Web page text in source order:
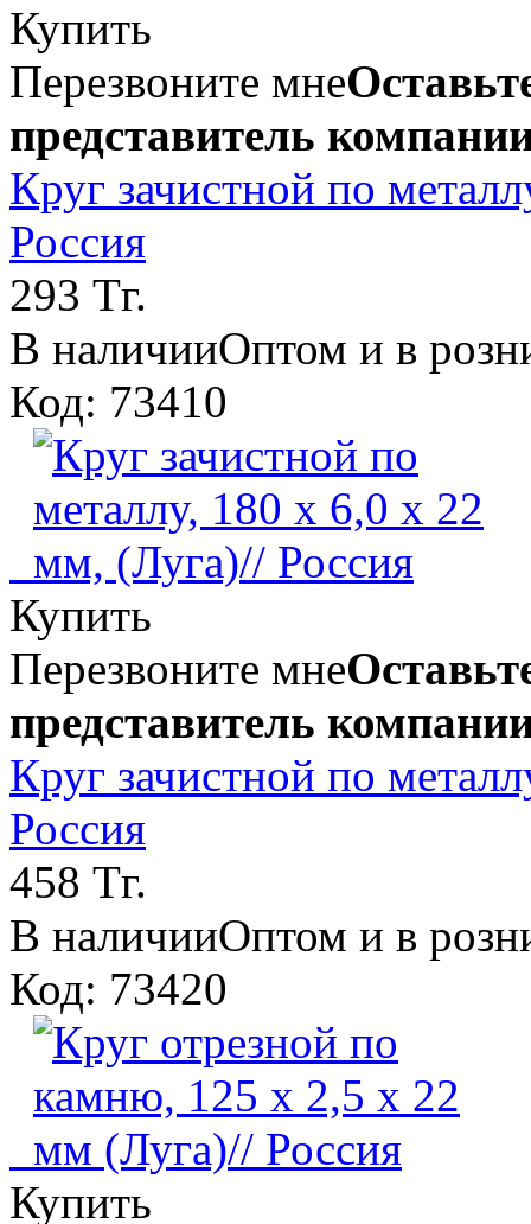
Купить
Перезвоните мне
представитель
Круг зачистной по
Россия
293 Тг.
В наличииОптом и в
Код: 73410
Купить
Перезвоните мне
представитель
Круг зачистной по
Россия
458 Тг.
В наличииОптом и в
Код: 73420
Купить